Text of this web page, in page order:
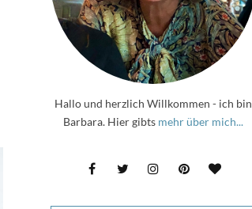
Hallo und herzlich Willkommen - ich bin
Barbara. Hier gibts mehr über mich...